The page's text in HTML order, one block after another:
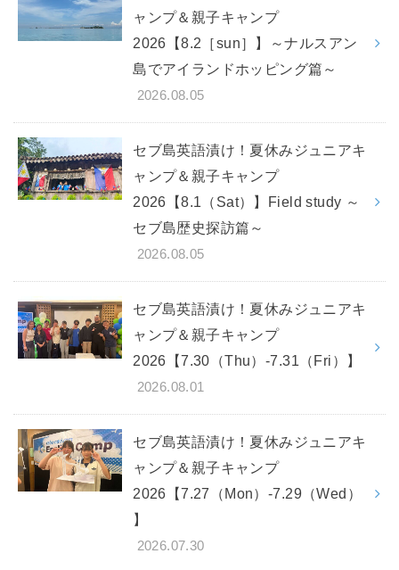
ャンプ＆親子キャンプ
2026【8.2［sun］】～ナルスアン
島でアイランドホッピング篇～
2026.08.05
セブ島英語漬け！夏休みジュニアキ
ャンプ＆親子キャンプ
2026【8.1（Sat）】Field study ～
セブ島歴史探訪篇～
2026.08.05
セブ島英語漬け！夏休みジュニアキ
ャンプ＆親子キャンプ
2026【7.30（Thu）-7.31（Fri）】
2026.08.01
セブ島英語漬け！夏休みジュニアキ
ャンプ＆親子キャンプ
2026【7.27（Mon）-7.29（Wed）
】
2026.07.30